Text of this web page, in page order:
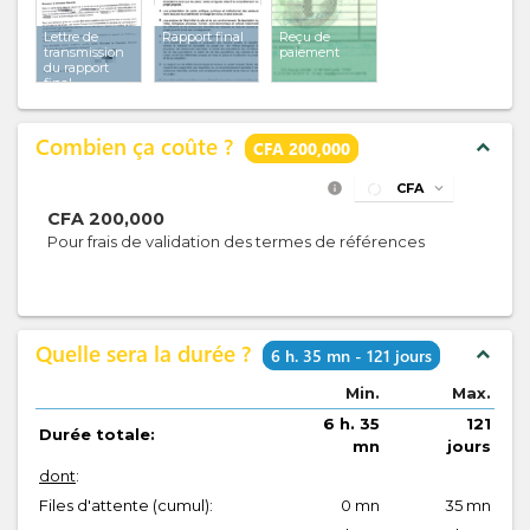
Lettre de
transmission
du rapport
final
Rapport final
Reçu de
paiement
Combien ça coûte ? CFA 200,000 expand_less
info CFA expand_more
CFA 200,000
Pour frais de validation des termes de références
Quelle sera la durée ? 6 h. 35 mn - 121 jours expand_less
Min. Max.
Durée totale:
6 h. 35
mn
121
jours
dont:
Files d'attente (cumul):
0 mn
35 mn